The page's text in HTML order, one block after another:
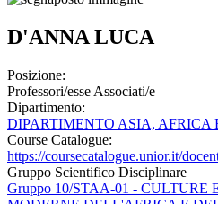
D'ANNA LUCA
Posizione:
Professori/esse Associati/e
Dipartimento:
DIPARTIMENTO ASIA, AFRICA
Course Catalogue:
https://coursecatalogue.unior.it/
Gruppo Scientifico Disciplinare
Gruppo 10/STAA-01 - CULTURE